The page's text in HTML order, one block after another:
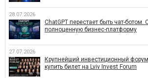
28.07.2026
ChatGPT перестает быть чат-ботом.
полноценную бизнес-платформу
27.07.2026
Крупнейший инвестиционный
купить билет на Lviv Invest Forum